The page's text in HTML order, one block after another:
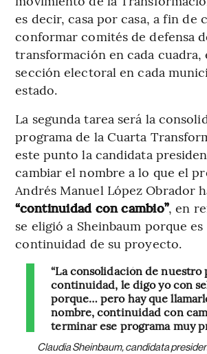
es decir, casa por casa, a fin de
conformar comités de defensa
transformación en cada cuadra,
sección electoral en cada
estado.
La segunda tarea será la
programa de la Cuarta
este punto la candidata
cambiar el nombre a lo que el
Andrés Manuel López Obrador
“continuidad con cambio”, en
se eligió a Sheinbaum porque
continuidad de su proyecto.
“La consolidación de nuestro
continuidad, le digo yo con
porque… pero hay que
nombre, continuidad con
terminar ese programa muy
Claudia Sheinbaum, candidata